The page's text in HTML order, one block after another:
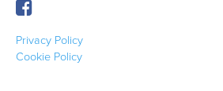
Privacy Policy
Cookie Policy